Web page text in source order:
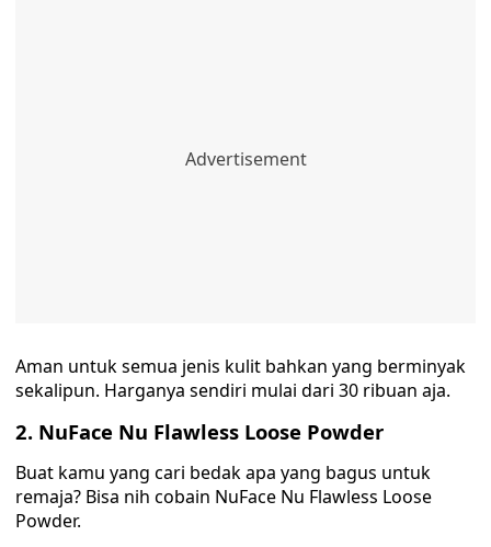
Aman untuk semua jenis kulit bahkan yang berminyak
sekalipun. Harganya sendiri mulai dari 30 ribuan aja.
2. NuFace Nu Flawless Loose Powder
Buat kamu yang cari bedak apa yang bagus untuk
remaja? Bisa nih cobain NuFace Nu Flawless Loose
Powder.